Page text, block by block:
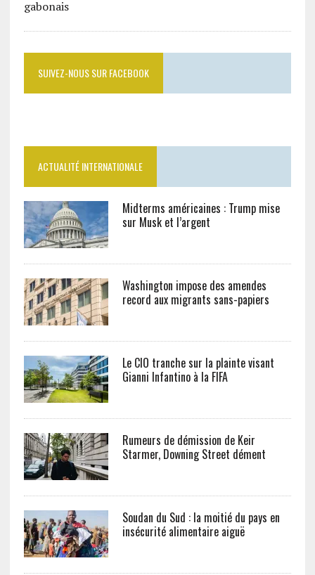
SUIVEZ-NOUS SUR FACEBOOK
ACTUALITÉ INTERNATIONALE
Midterms américaines : Trump mise
sur Musk et l’argent
Washington impose des amendes
record aux migrants sans-papiers
Le CIO tranche sur la plainte visant
Gianni Infantino à la FIFA
Rumeurs de démission de Keir
Starmer, Downing Street dément
Soudan du Sud : la moitié du pays en
insécurité alimentaire aiguë